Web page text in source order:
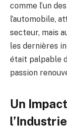
comme l’un
l’automobile,
secteur, mais
les dernières
était palpable
passion
Un